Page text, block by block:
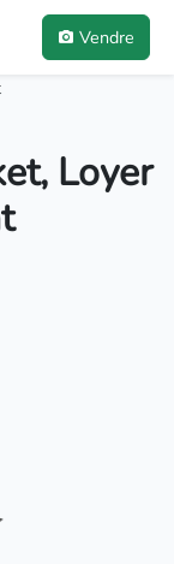
Vendre
Loyer